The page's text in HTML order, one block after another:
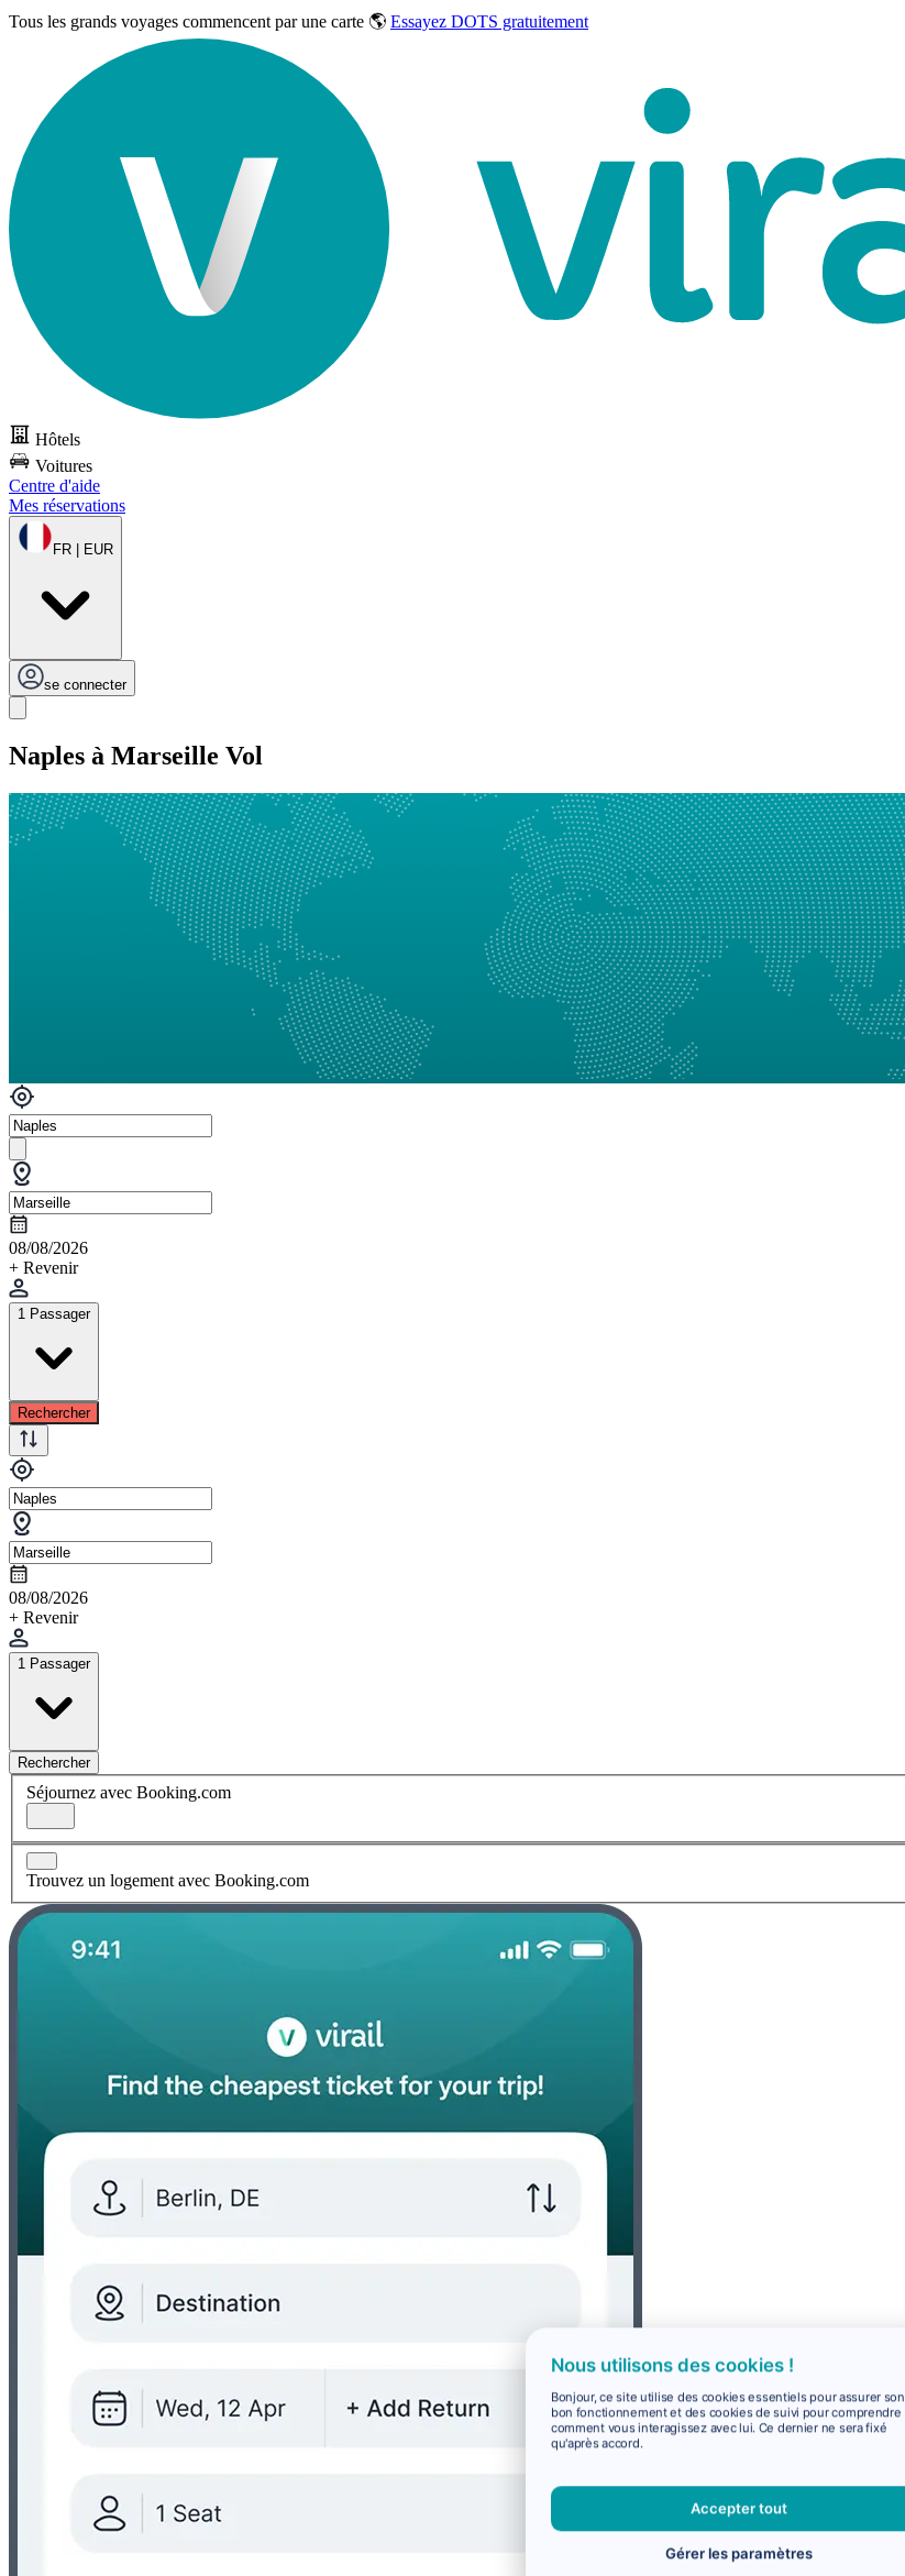
Tous les grands voyages commencent par une carte 🌎 Essayez DOTS gratuitement
Hôtels
Voitures
Centre d'aide
Mes réservations
FR | EUR
se connecter
Naples à Marseille Vol
08/08/2026
+ Revenir
1 Passager
Rechercher
08/08/2026
+ Revenir
1 Passager
Rechercher
Séjournez avec Booking.com
Trouvez un logement avec Booking.com
Nous utilisons des cookies !
Bonjour, ce site utilise des cookies essentiels pour assurer son
bon fonctionnement et des cookies de suivi pour comprendre
comment vous interagissez avec lui. Ce dernier ne sera fixé
qu'après accord.
Accepter tout
Gérer les paramètres